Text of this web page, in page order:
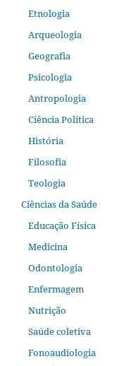
Etnologia
Arqueologia
Geografia
Psicologia
Antropologia
Ciência Política
História
Filosofia
Teologia
Ciências da Saúde
Educação Física
Medicina
Odontologia
Enfermagem
Nutrição
Saúde coletiva
Fonoaudiologia